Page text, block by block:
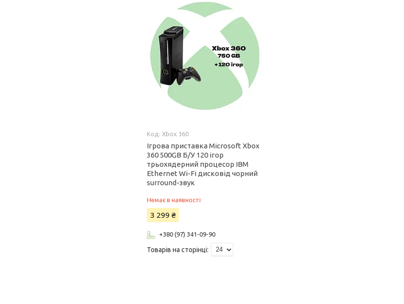
Xbox 360
Ігрова приставка Microsoft Xbox
360 500GB Б/У 120 ігор
трьохядерний процесор IBM
Ethernet Wi-Fi дисковід чорний
surround-звук
Немає в наявності
3 299 ₴
+380 (97) 341-09-90